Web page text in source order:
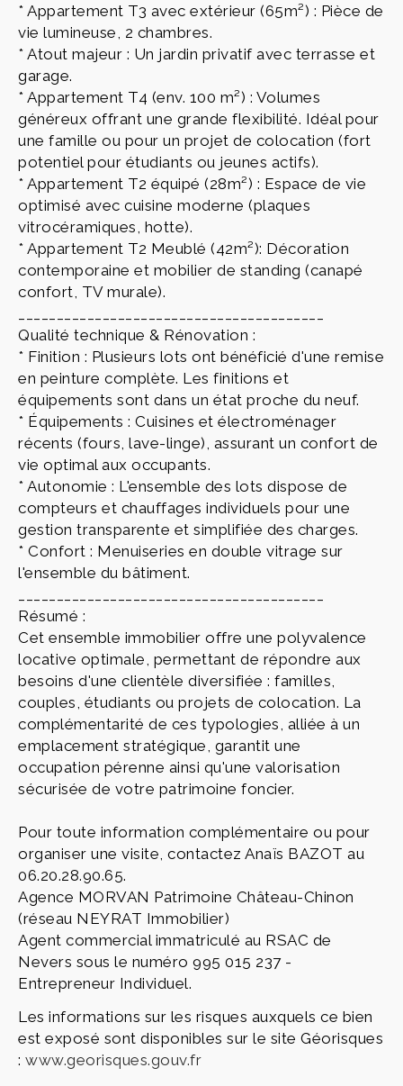
* Appartement T3 avec extérieur (65m²) : Pièce de
vie lumineuse, 2 chambres.
* Atout majeur : Un jardin privatif avec terrasse et
garage.
* Appartement T4 (env. 100 m²) : Volumes
généreux offrant une grande flexibilité. Idéal pour
une famille ou pour un projet de colocation (fort
potentiel pour étudiants ou jeunes actifs).
* Appartement T2 équipé (28m²) : Espace de vie
optimisé avec cuisine moderne (plaques
vitrocéramiques, hotte).
* Appartement T2 Meublé (42m²): Décoration
contemporaine et mobilier de standing (canapé
confort, TV murale).
Qualité technique & Rénovation :
* Finition : Plusieurs lots ont bénéficié d'une remise
en peinture complète. Les finitions et
équipements sont dans un état proche du neuf.
* Équipements : Cuisines et électroménager
récents (fours, lave-linge), assurant un confort de
vie optimal aux occupants.
* Autonomie : L'ensemble des lots dispose de
compteurs et chauffages individuels pour une
gestion transparente et simplifiée des charges.
* Confort : Menuiseries en double vitrage sur
l'ensemble du bâtiment.
Résumé :
Cet ensemble immobilier offre une polyvalence
locative optimale, permettant de répondre aux
besoins d'une clientèle diversifiée : familles,
couples, étudiants ou projets de colocation. La
complémentarité de ces typologies, alliée à un
emplacement stratégique, garantit une
occupation pérenne ainsi qu'une valorisation
sécurisée de votre patrimoine foncier.
Pour toute information complémentaire ou pour
organiser une visite, contactez Anaïs BAZOT au
06.20.28.90.65.
Agence MORVAN Patrimoine Château-Chinon
(réseau NEYRAT Immobilier)
Agent commercial immatriculé au RSAC de
Nevers sous le numéro 995 015 237 -
Entrepreneur Individuel.
Les informations sur les risques auxquels ce bien
est exposé sont disponibles sur le site Géorisques
: www.georisques.gouv.fr